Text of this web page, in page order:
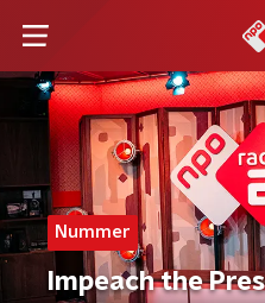
Nummer
Impeach the